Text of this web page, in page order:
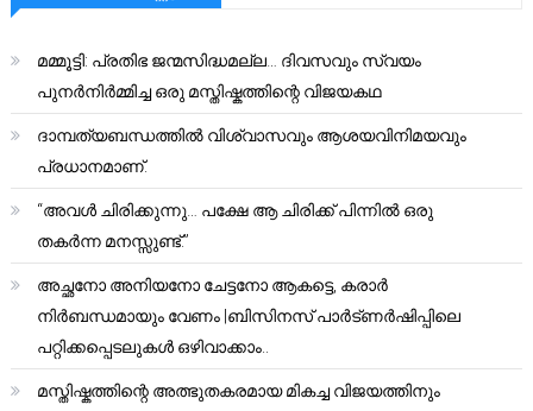
മമ്മൂട്ടി: പ്രതിഭ ജന്മസിദ്ധമല്ല… ദിവസവും സ്വയം
പുനർനിർമ്മിച്ച ഒരു മസ്തിഷ്കത്തിന്റെ വിജയകഥ
ദാമ്പത്യബന്ധത്തിൽ വിശ്വാസവും ആശയവിനിമയവും
പ്രധാനമാണ്.
“അവൾ ചിരിക്കുന്നു… പക്ഷേ ആ ചിരിക്ക് പിന്നിൽ ഒരു
തകർന്ന മനസ്സുണ്ട്.”
അച്ഛനോ അനിയനോ ചേട്ടനോ ആകട്ടെ, കരാർ
നിർബന്ധമായും വേണം |ബിസിനസ് പാർട്ണർഷിപ്പിലെ
പറ്റിക്കപ്പെടലുകൾ ഒഴിവാക്കാം..
മസ്തിഷ്കത്തിന്റെ അത്ഭുതകരമായ മികച്ച വിജയത്തിനും